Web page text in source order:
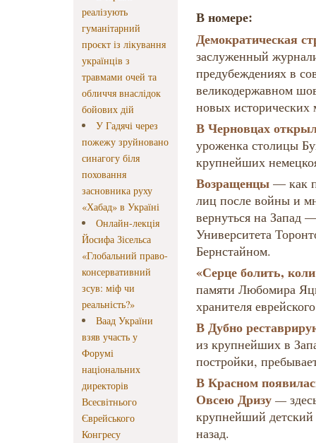
реалізують
гуманітарний
проєкт із лікування
українців з
травмами очей та
обличчя внаслідок
бойових дій
У Гадячі через
пожежу зруйновано
синагогу біля
поховання
засновника руху
«Хабад» в Україні
Онлайн-лекція
Йосифа Зісельса
«Глобальний право-
консервативний
зсув: міф чи
реальність?»
Ваад України
взяв участь у
Форумі
національних
директорів
Всесвітнього
Єврейського
Конгресу
В номере:
Демократическая
заслуженный
предубеждениях в
великодержавном
новых
В Черновцах
уроженка столицы
крупнейших
Возращенцы — как
лиц после войны и
вернуться на Запад
Университета
Бернстайном.
«Серце болить,
памяти Любомира
хранителя
В Дубно
из крупнейших в
постройки,
В Красном
Овсею Дризу —
крупнейший
назад.